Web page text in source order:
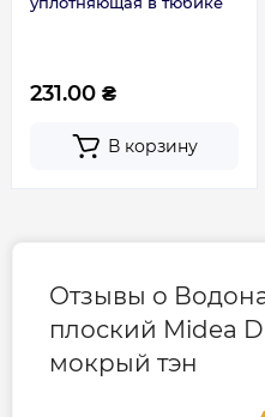
231.00 ₴
В корзину
Отзывы о
плоский Midea
мокрый тэн